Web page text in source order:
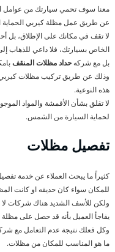
معنا سوف تحمي سيارتك من عوامل
عن طريق عمل مظلة كيربي الحماية
لا تقف في مكانك على الإطلاق، بل
الخاص بسيارتك، فلا داعي للذهاب
بل مع شركه حداد مظلات المنقف
وذلك عن طريق تركيب مظلات
هذه النوعية.
لا تقلق بشأن الأقمشة والمواد
لحماية السيارة من الشمس.
تفصيل مظلات
كثيراً ما يبحث العملاء عن خدمة
للمكان سواء كان حديقه او كانت
ولكن للأسف الشديد هناك شركات
يفاجأ العميل بأنه قد حصل على
وكل فعلك نتيجة عدم التعامل مع
ما هو المناسب للمكان من مظلات.